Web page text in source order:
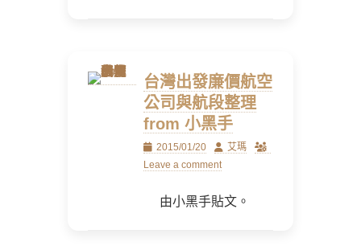
台灣出發廉價航空
公司與航段整理
from 小黑手
Posted
on
2015/01/20 Author
艾瑪
Leave a comment
由小黑手貼文。